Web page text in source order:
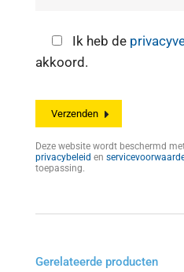
Ik heb de
akkoord.
Deze website wordt beschermd
privacybeleid en
toepassing.
Gerelateerde producten